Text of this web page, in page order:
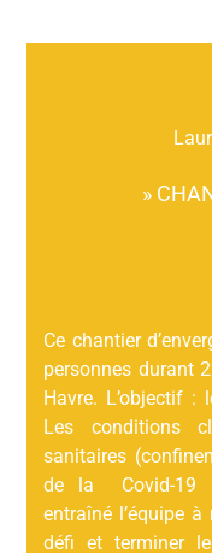
»
Ce chantier
personnes durant
Havre. L’objectif :
Les conditions
sanitaires
de la Covid-19
entraîné l’équipe
défi et terminer